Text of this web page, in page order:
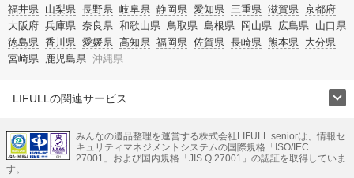
福井県 山梨県 長野県 岐阜県 静岡県 愛知県 三重県 滋賀県 京都府
大阪府 兵庫県 奈良県 和歌山県 鳥取県 島根県 岡山県 広島県 山口県
徳島県 香川県 愛媛県 高知県 福岡県 佐賀県 長崎県 熊本県 大分県
宮崎県 鹿児島県 沖縄県
LIFULLの関連サービス
不動産・住宅
引越し 老人ホーム 地方創生 ママの就労支援
不動産クラウドファンディング 遺品整理 老後の暮らし情報
みんなの遺品整理を運営する株式会社LIFULL seniorは、情報セ
キュリティマネジメントシステムの国際規格「ISO/IEC
27001」および国内規格「JIS Q 27001」の認証を取得していま
す。